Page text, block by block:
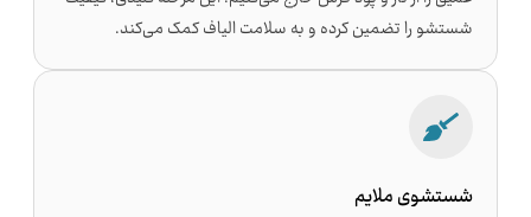
شستشو را تضمین کرده و به سلامت الیاف کمک می‌کند.
شستشوی ملایم